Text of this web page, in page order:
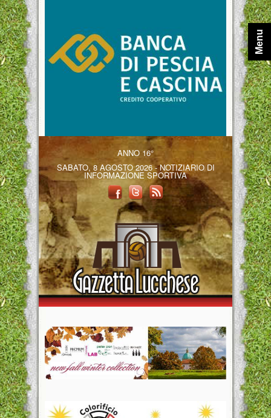
ANNO 16°
SABATO, 8 AGOSTO 2026 - NOTIZIARIO DI
INFORMAZIONE SPORTIVA
Menu